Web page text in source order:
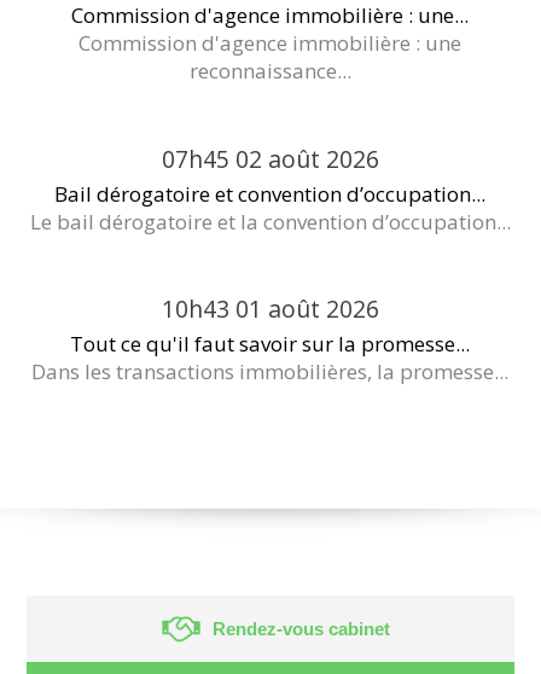
Commission d'agence immobilière : une...
Commission d'agence immobilière : une
reconnaissance...
07h45 02 août 2026
Bail dérogatoire et convention d’occupation...
Le bail dérogatoire et la convention d’occupation...
10h43 01 août 2026
Tout ce qu'il faut savoir sur la promesse...
Dans les transactions immobilières, la promesse...
Rendez-vous cabinet